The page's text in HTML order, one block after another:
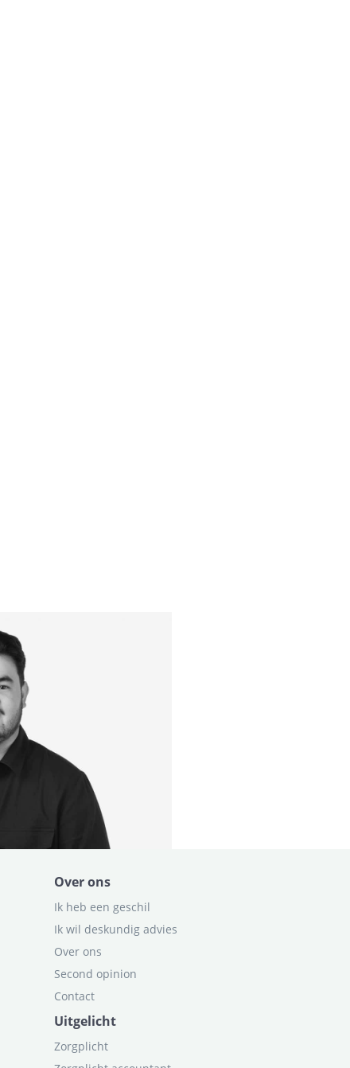
Over ons
Ik heb een geschil
Ik wil deskundig advies
Over ons
Second opinion
Contact
Uitgelicht
Zorgplicht